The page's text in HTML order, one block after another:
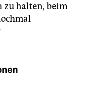
zu halten, beim